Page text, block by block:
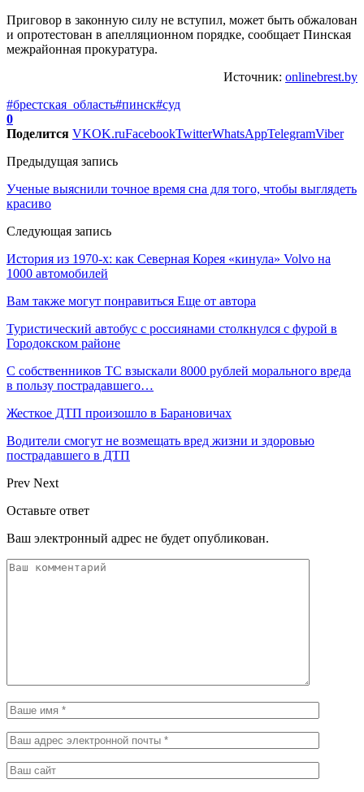
Приговор в законную силу не вступил, может быть обжалован
и опротестован в апелляционном порядке, сообщает Пинская
межрайонная прокуратура.
Источник: onlinebrest.by
#брестская_область#пинск#суд
0
Поделится VKOK.ruFacebookTwitterWhatsAppTelegramViber
Предыдущая запись
Ученые выяснили точное время сна для того, чтобы выглядеть
красиво
Следующая запись
История из 1970-х: как Северная Корея «кинула» Volvo на
1000 автомобилей
Вам также могут понравиться Еще от автора
Туристический автобус с россиянами столкнулся с фурой в
Городокском районе
С собственников ТС взыскали 8000 рублей морального вреда
в пользу пострадавшего…
Жесткое ДТП произошло в Барановичах
Водители смогут не возмещать вред жизни и здоровью
пострадавшего в ДТП
Prev Next
Оставьте ответ
Ваш электронный адрес не будет опубликован.